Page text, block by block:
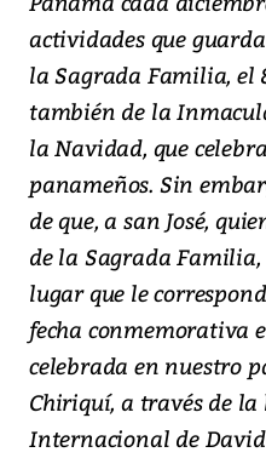
actividades que
la Sagrada Familia, el
también de la
la Navidad, que
panameños. Sin
de que, a san José,
de la Sagrada Familia,
lugar que le
fecha conmemorativa
celebrada en nuestro
Chiriquí, a través de
Internacional de